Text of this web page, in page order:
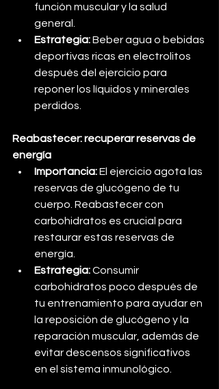
función muscular y la salud
general.
Estrategia: Beber agua o bebidas
deportivas ricas en electrolitos
después del ejercicio para
reponer los líquidos y minerales
perdidos.
Reabastecer: recuperar reservas de
energía
Importancia: El ejercicio agota las
reservas de glucógeno de tu
cuerpo. Reabastecer con
carbohidratos es crucial para
restaurar estas reservas de
energía.
Estrategia: Consumir
carbohidratos poco después de
tu entrenamiento para ayudar en
la reposición de glucógeno y la
reparación muscular, además de
evitar descensos significativos
en el sistema inmunológico.